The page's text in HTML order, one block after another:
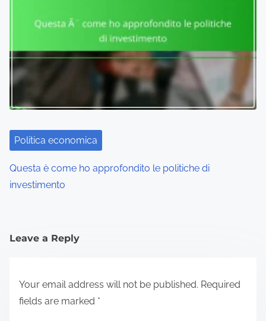
Politica economica
Questa è come ho approfondito le politiche di
investimento
Leave a Reply
Your email address will not be published. Required
fields are marked *